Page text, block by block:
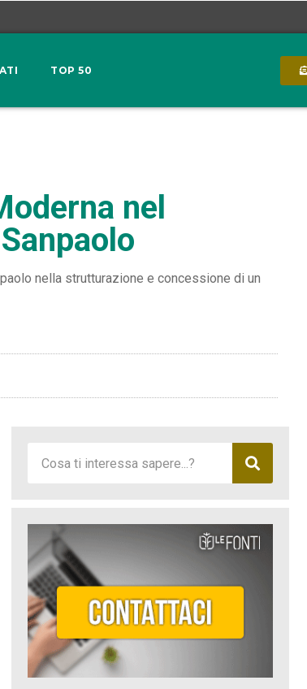
TOP 50
nel
nella strutturazione e concessione di un